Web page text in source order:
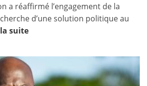
a réaffirmé l’engagement de la
d’une solution politique au
suite